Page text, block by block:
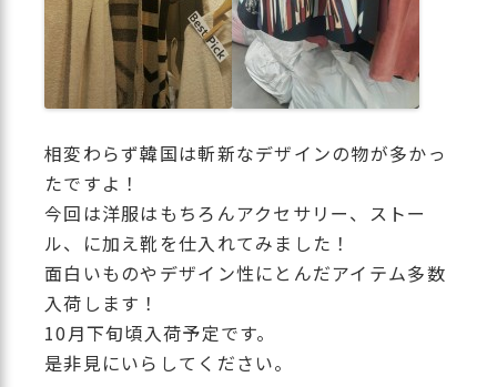
相変わらず韓国は斬新なデザインの物が多かっ
たですよ！
今回は洋服はもちろんアクセサリー、ストー
ル、に加え靴を仕入れてみました！
面白いものやデザイン性にとんだアイテム多数
入荷します！
10月下旬頃入荷予定です。
是非見にいらしてください。